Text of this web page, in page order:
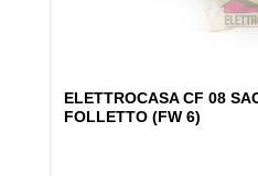
ELETTROCASA CF 08
FOLLETTO (FW 6)